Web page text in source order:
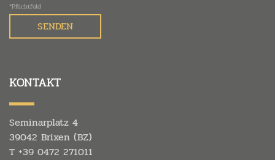
*Pflichtfeld
KONTAKT
Seminarplatz 4
39042 Brixen (BZ)
T +39 0472 271011